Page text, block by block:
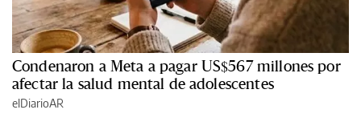
Condenaron a Meta a pagar US$567 millones por
afectar la salud mental de adolescentes
elDiarioAR